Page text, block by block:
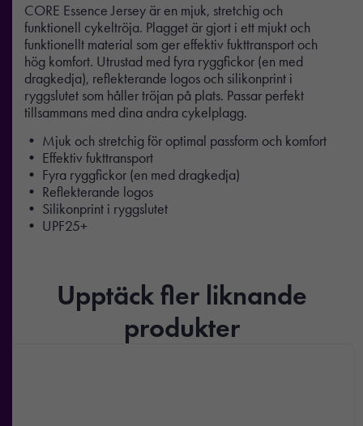
CORE Essence Jersey är en mjuk, stretchig och
funktionell cykeltröja. Plagget är gjort i ett mjukt och
funktionellt material som ger effektiv fukttransport och
hög komfort. Utrustad med fyra ryggfickor (en med
dragkedja), reflekterande logos och silikonprint i
ryggslutet som håller tröjan på plats. Passar perfekt
tillsammans med dina andra cykelplagg.
• Mjuk och stretchig för optimal passform och komfort
• Effektiv fukttransport
• Fyra ryggfickor (en med dragkedja)
• Reflekterande logos
• Silikonprint i ryggslutet
• UPF25+
Upptäck fler liknande
produkter